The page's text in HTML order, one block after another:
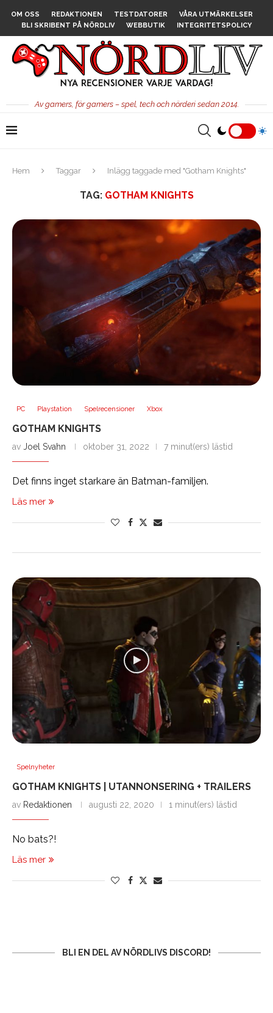
OM OSS REDAKTIONEN TESTDATORER
VÅRA UTMÄRKELSER
BLI SKRIBENT PÅ NÖRDLIV
WEBBUTIK INTEGRITETSPOLICY
Av gamers, för gamers – spel, tech och nörderi sedan 2014.
Hem Taggar Inlägg taggade med "Gotham Knights"
TAG: GOTHAM KNIGHTS
PC Playstation Spelrecensioner Xbox
GOTHAM KNIGHTS
av Joel Svahn oktober 31, 2022 7 minut(ers) lästid
Det finns inget starkare än Batman-familjen.
Läs mer
Spelnyheter
GOTHAM KNIGHTS | UTANNONSERING + TRAILERS
av Redaktionen augusti 22, 2020 1 minut(ers) lästid
No bats?!
Läs mer
BLI EN DEL AV NÖRDLIVS DISCORD!